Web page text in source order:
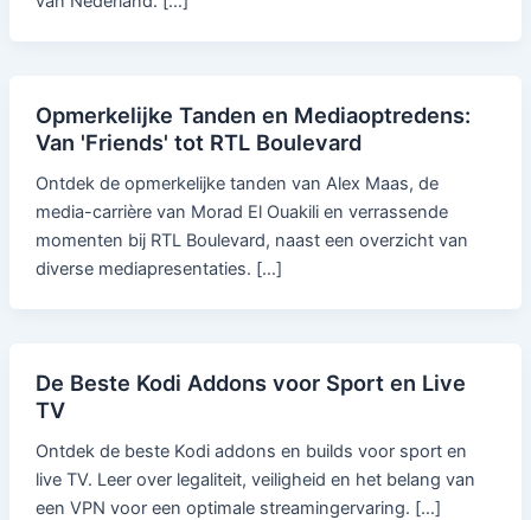
Opmerkelijke Tanden en Mediaoptredens:
Van 'Friends' tot RTL Boulevard
Ontdek de opmerkelijke tanden van Alex Maas, de
media-carrière van Morad El Ouakili en verrassende
momenten bij RTL Boulevard, naast een overzicht van
diverse mediapresentaties. […]
De Beste Kodi Addons voor Sport en Live
TV
Ontdek de beste Kodi addons en builds voor sport en
live TV. Leer over legaliteit, veiligheid en het belang van
een VPN voor een optimale streamingervaring. […]